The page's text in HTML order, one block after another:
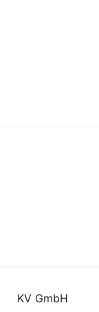
KV GmbH